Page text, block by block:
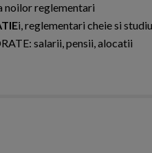
noilor reglementari
i, reglementari cheie si
salarii, pensii, alocatii